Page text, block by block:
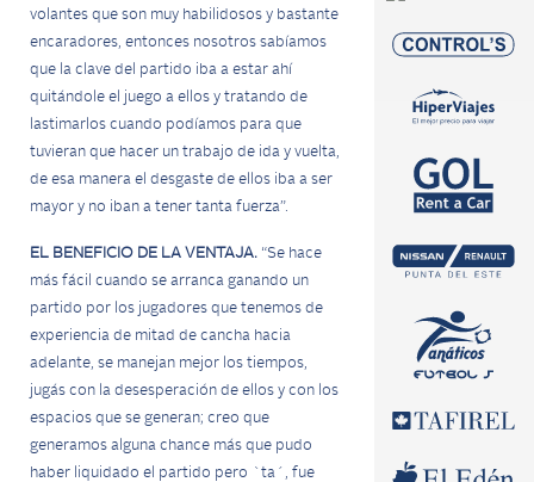
volantes que son muy habilidosos y bastante
encaradores, entonces nosotros sabíamos
que la clave del partido iba a estar ahí
quitándole el juego a ellos y tratando de
lastimarlos cuando podíamos para que
tuvieran que hacer un trabajo de ida y vuelta,
de esa manera el desgaste de ellos iba a ser
mayor y no iban a tener tanta fuerza”.
EL BENEFICIO DE LA VENTAJA. “Se hace
más fácil cuando se arranca ganando un
partido por los jugadores que tenemos de
experiencia de mitad de cancha hacia
adelante, se manejan mejor los tiempos,
jugás con la desesperación de ellos y con los
espacios que se generan; creo que
generamos alguna chance más que pudo
haber liquidado el partido pero `ta´, fue